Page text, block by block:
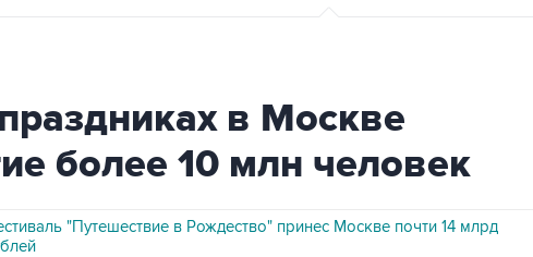
в Москве
более 10 млн человек
"Путешествие в Рождество" принес Москве почти 14 млрд